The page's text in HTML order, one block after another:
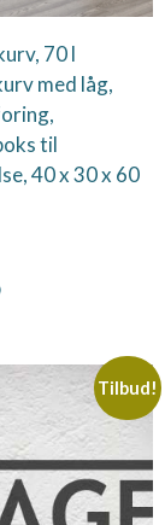
70 l
med låg,
til
40 x 30 x 60
Tilbud!